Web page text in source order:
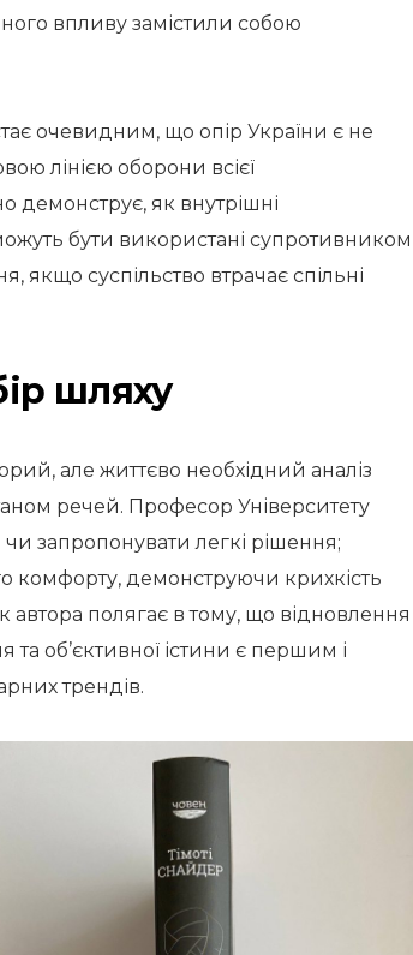
впливу замістили собою
очевидним, що опір України є не
лінією оборони всієї
демонструє, як внутрішні
бути використані супротивником
якщо суспільство втрачає спільні
шляху
але життєво необхідний аналіз
речей. Професор Університету
чи запропонувати легкі рішення;
комфорту, демонструючи крихкість
автора полягає в тому, що відновлення
та об’єктивної істини є першим і
трендів.